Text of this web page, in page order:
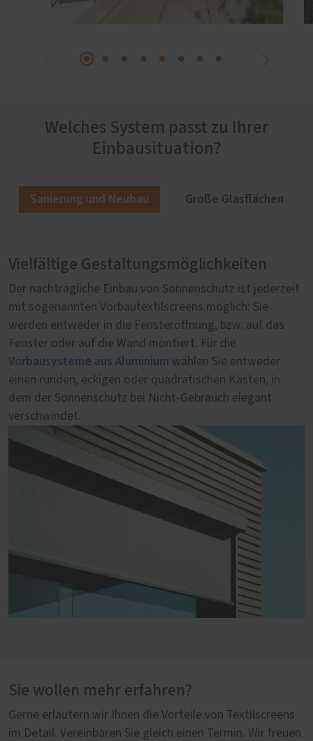
Welches System passt zu Ihrer
Einbausituation?
Sanierung und Neubau Große Glasflächen
Vielfältige Gestaltungsmöglichkeiten
Der nachträgliche Einbau von Sonnenschutz ist jederzeit
mit sogenannten Vorbautextilscreens möglich: Sie
werden entweder in die Fensteröffnung, bzw. auf das
Fenster oder auf die Wand montiert. Für die
Vorbausysteme aus Aluminium wählen Sie entweder
einen runden, eckigen oder quadratischen Kasten, in
dem der Sonnenschutz bei Nicht-Gebrauch elegant
verschwindet.
Sonnenschutz für große Glasflächen
Für Panorama-Verglasungen eignen sich vor allem
sogenannte Zipscreens. Der motorangetriebene Behang,
der auch bei großen Flächen nicht geteilt werden muss,
sorgt für eine ästhetische und zuverlässige Beschattung.
Sie wollen mehr erfahren?
Gerne erläutern wir Ihnen die Vorteile von Textilscreens
im Detail. Vereinbaren Sie gleich einen Termin. Wir freuen